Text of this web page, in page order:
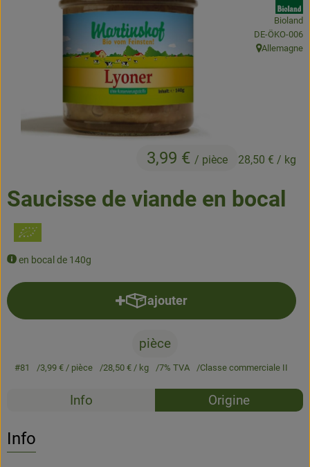
Produits de boulangerie
Produits naturels
Bons d'achat & idées cadeaux
Qui sommes nous
Nouveau
Saucisse de viande en bocal
en bocal de 140g
3,99 € / pièce 28,50 € / kg
Bioland
, Autorité de
DE-ÖKO-006
, Origine:
Allemagne
ajouter
Ajouter le produit au panier
pièce
#81 3,99 €/ pièce 28,50 €/ kg 7% TVA Classe commerciale II
Recettes
Info Origine
Info